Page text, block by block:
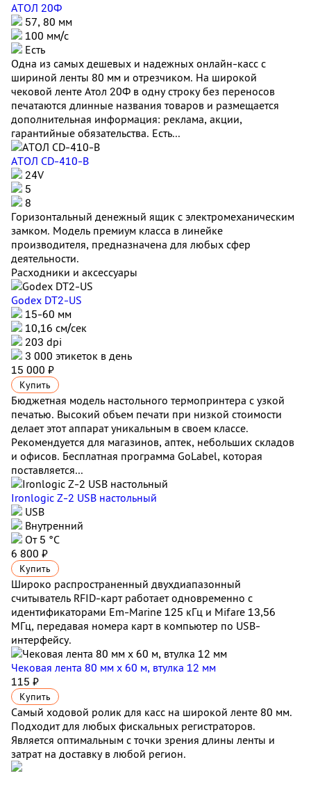
АТОЛ 20Ф
57, 80 мм
100 мм/c
Есть
Одна из самых дешевых и надежных онлайн-касс с
шириной ленты 80 мм и отрезчиком. На широкой
чековой ленте Атол 20Ф в одну строку без переносов
печатаются длинные названия товаров и размещается
дополнительная информация: реклама, акции,
гарантийные обязательства. Есть...
АТОЛ CD-410-В
24V
5
8
Горизонтальный денежный ящик с электромеханическим
замком. Модель премиум класса в линейке
производителя, предназначена для любых сфер
деятельности.
Расходники и аксессуары
Godex DT2-US
15-60 мм
10,16 см/сек
203 dpi
3 000 этикеток в день
15 000 ₽
Купить
Бюджетная модель настольного термопринтера с узкой
печатью. Высокий объем печати при низкой стоимости
делает этот аппарат уникальным в своем классе.
Рекомендуется для магазинов, аптек, небольших складов
и офисов. Бесплатная программа GoLabel, которая
поставляется...
Ironlogic Z-2 USB настольный
USB
Внутренний
От 5 °С
6 800 ₽
Купить
Широко распространенный двухдиапазонный
считыватель RFID-карт работает одновременно с
идентификаторами Em-Marine 125 кГц и Mifare 13,56
МГц, передавая номера карт в компьютер по USB-
интерфейсу.
Чековая лента 80 мм x 60 м, втулка 12 мм
115 ₽
Купить
Самый ходовой ролик для касс на широкой ленте 80 мм.
Подходит для любых фискальных регистраторов.
Является оптимальным с точки зрения длины ленты и
затрат на доставку в любой регион.